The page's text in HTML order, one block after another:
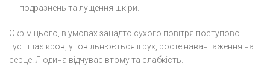
подразнень та лущення шкіри.
Окрім цього, в умовах занадто сухого повітря поступово
густішає кров, уповільнюється її рух, росте навантаження на
серце. Людина відчуває втому та слабкість.